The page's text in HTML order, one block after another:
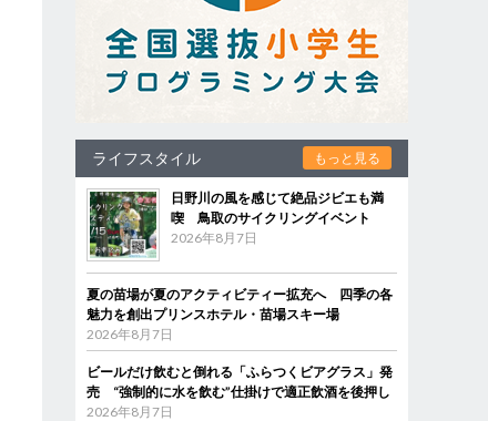
ライフスタイル もっと見る
日野川の風を感じて絶品ジビエも満
喫 鳥取のサイクリングイベント
2026年8月7日
夏の苗場が夏のアクティビティー拡充へ 四季の各
魅力を創出プリンスホテル・苗場スキー場
2026年8月7日
ビールだけ飲むと倒れる「ふらつくビアグラス」発
売 “強制的に水を飲む”仕掛けで適正飲酒を後押し
2026年8月7日